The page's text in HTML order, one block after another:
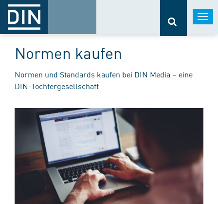
Normen kaufen
Normen und Standards kaufen bei DIN Media – eine
DIN-Tochtergesellschaft